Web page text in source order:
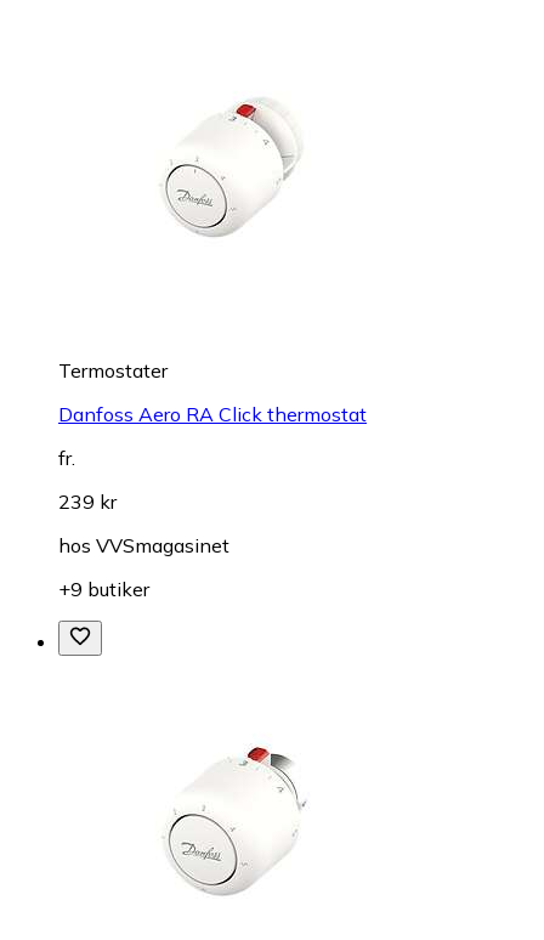
Termostater
Danfoss Aero RA Click thermostat
fr.
239 kr
hos VVSmagasinet
+9 butiker